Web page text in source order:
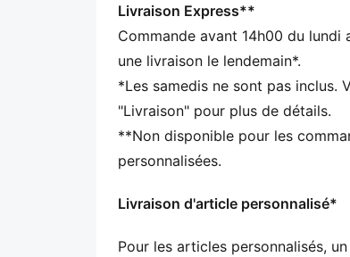
l'énergie à ton jeu.
CARACTÉRISTIQUES +
TIGE EN MAILLE TECHNIQUE :
ADN DE MELO : sangles Wing
le talon
DÉTAILS
Coupe : Régulière
Fermeture : Fermeture à lacets
PUMA Enfant : recommandé
Livraison Express**
Commande avant 14h00 du lundi
une livraison le lendemain*.
*Les samedis ne sont pas inclus.
"Livraison" pour plus de détails.
**Non disponible pour les
personnalisées.
Livraison d'article personnalisé*
Pour les articles personnalisés,